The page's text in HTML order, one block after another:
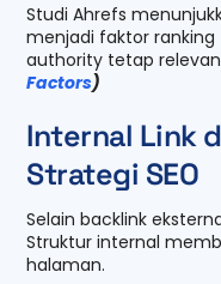
Studi Ahrefs
menjadi faktor
authority tetap
Factors)
Internal Link
Strategi SEO
Selain backlink
Struktur internal
halaman.